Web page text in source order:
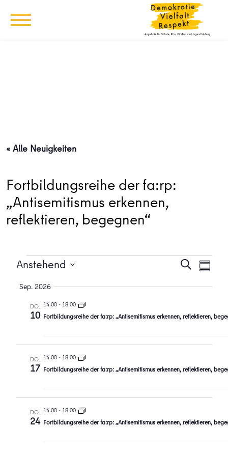
« Alle Neuigkeiten
Fortbildungsreihe der fa:rp:
„Antisemitismus erkennen,
reflektieren, begegnen“
Veranstaltungen Suche
Anstehend
auswählen.
Sep. 2026
DO.
10
14:00- 18:00
Fortbildungsreihe der fa:rp: „Antisemitismus erkennen, reflektieren,
DO.
17
14:00- 18:00
Fortbildungsreihe der fa:rp: „Antisemitismus erkennen, reflektieren,
DO.
24
14:00- 18:00
Fortbildungsreihe der fa:rp: „Antisemitismus erkennen, reflektieren,